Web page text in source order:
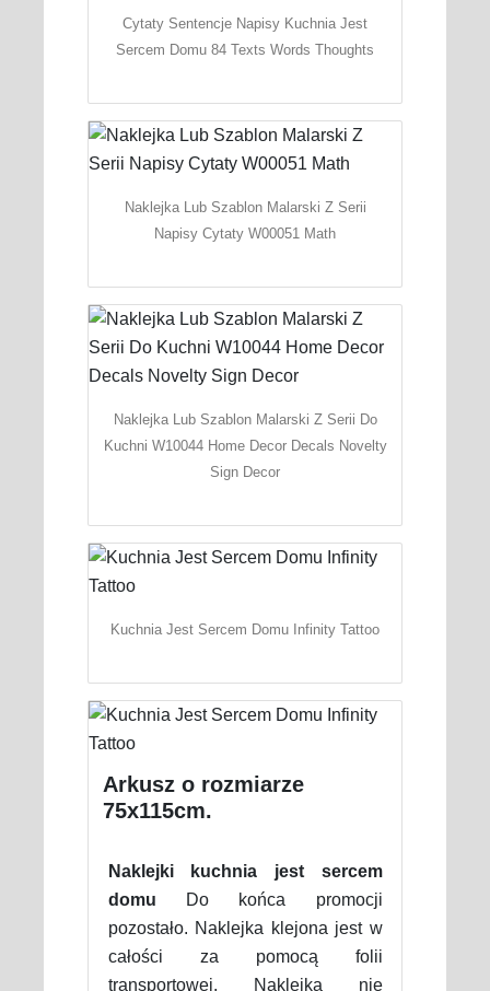
Cytaty Sentencje Napisy Kuchnia Jest
Sercem Domu 84 Texts Words Thoughts
Naklejka Lub Szablon Malarski Z Serii
Napisy Cytaty W00051 Math
Naklejka Lub Szablon Malarski Z Serii Do
Kuchni W10044 Home Decor Decals Novelty
Sign Decor
Kuchnia Jest Sercem Domu Infinity Tattoo
Arkusz o rozmiarze
75x115cm.
Naklejki kuchnia jest sercem
domu Do końca promocji
pozostało. Naklejka klejona jest w
całości za pomocą folii
transportowej. Naklejka nie